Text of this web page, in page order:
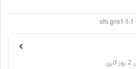
shi.gris1-1-1